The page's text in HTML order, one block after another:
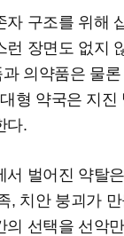
자 구조를 위해
런 장면도 없지
의약품은 물
형 약국은 지진
다.
서 벌어진 약탈
, 치안 붕괴가
의 선택을 선악